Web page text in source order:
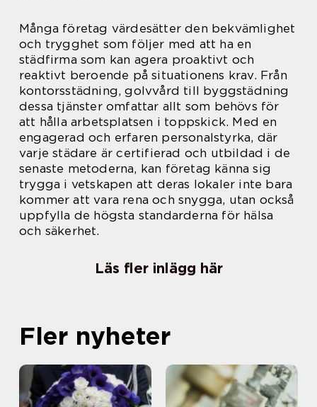
Många företag värdesätter den bekvämlighet
och trygghet som följer med att ha en
städfirma som kan agera proaktivt och
reaktivt beroende på situationens krav. Från
kontorsstädning, golvvård till byggstädning
dessa tjänster omfattar allt som behövs för
att hålla arbetsplatsen i toppskick. Med en
engagerad och erfaren personalstyrka, där
varje städare är certifierad och utbildad i de
senaste metoderna, kan företag känna sig
trygga i vetskapen att deras lokaler inte bara
kommer att vara rena och snygga, utan också
uppfylla de högsta standarderna för hälsa
och säkerhet.
Läs fler inlägg här
Fler nyheter